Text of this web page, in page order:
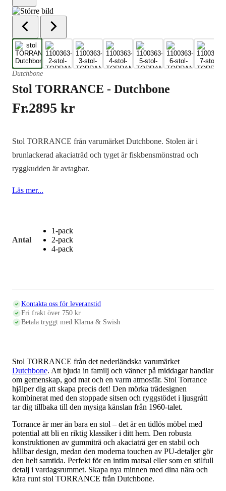
Dutchbone
Stol TORRANCE - Dutchbone
Fr.2895 kr
Stol TORRANCE från varumärket Dutchbone. Stolen är i
brunlackerad akaciaträd och tyget är fiskbensmönstrad och
ryggkudden är avtagbar.
Läs mer...
Antal
1-pack
2-pack
4-pack
Kontakta oss för leveranstid
Fri frakt över 750 kr
Betala tryggt med Klarna & Swish
Stol TORRANCE från det nederländska varumärket
Dutchbone. Att bjuda in familj och vänner på middagar handlar
om gemenskap, god mat och en varm atmosfär. Stol Torrance
hjälper dig att skapa precis det! Den mörka trädesignen
kombinerat med den stoppade sitsen och ryggstödet i ljusgrått
tar dig tillbaka till den mysiga känslan från 1960-talet.
Torrance är mer än bara en stol – det är en tidlös möbel med
potential att bli en riktig klassiker i ditt hem. Den robusta
konstruktionen av gummiträ och akaciaträ ger en stabil och
hållbar design, medan den moderna touchen av PU-detaljer gör
den helt samtida. Perfekt för en intim matsal eller som en stilfull
detalj i vardagsrummet. Skapa nya minnen med dina nära och
kära runt stol TORRANCE från Dutchbone.